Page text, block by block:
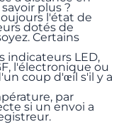
l'état de
Certains
indicateurs LED,
coup d'œil s'il y a
par
plus ?
dotés de
l'électronique ou
si un envoi a